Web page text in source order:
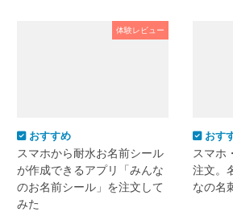
体験レビュー
おすすめ
スマホから耐水お名前シール
が作成できるアプリ「みんな
のお名前シール」を注文して
みた
おす
スマホ
注文。
なの名